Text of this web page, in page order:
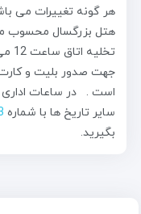
جهت صدور بلیت و کارت
است . در ساعات اداری
سایر تاریخ ها با شماره
بگیرید.